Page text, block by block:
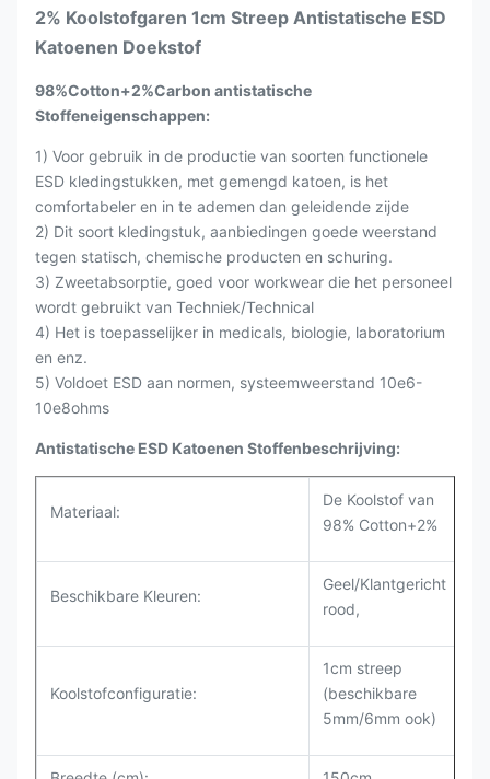
2% Koolstofgaren 1cm Streep Antistatische ESD
Katoenen Doekstof
98%Cotton+2%Carbon antistatische
Stoffeneigenschappen:
1) Voor gebruik in de productie van soorten functionele
ESD kledingstukken, met gemengd katoen, is het
comfortabeler en in te ademen dan geleidende zijde
2) Dit soort kledingstuk, aanbiedingen goede weerstand
tegen statisch, chemische producten en schuring.
3) Zweetabsorptie, goed voor workwear die het personeel
wordt gebruikt van Techniek/Technical
4) Het is toepasselijker in medicals, biologie, laboratorium
en enz.
5) Voldoet ESD aan normen, systeemweerstand 10e6-
10e8ohms
Antistatische ESD Katoenen Stoffenbeschrijving:
Materiaal:
De Koolstof van
98% Cotton+2%
Beschikbare Kleuren:
Geel/Klantgericht
rood,
Koolstofconfiguratie:
1cm streep
(beschikbare
5mm/6mm ook)